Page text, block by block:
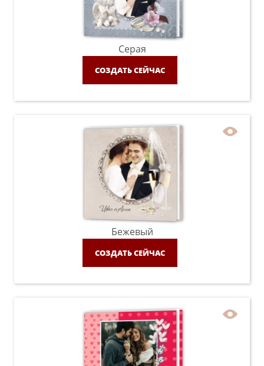
Серая
СОЗДАТЬ СЕЙЧАС
Бежевый
СОЗДАТЬ СЕЙЧАС